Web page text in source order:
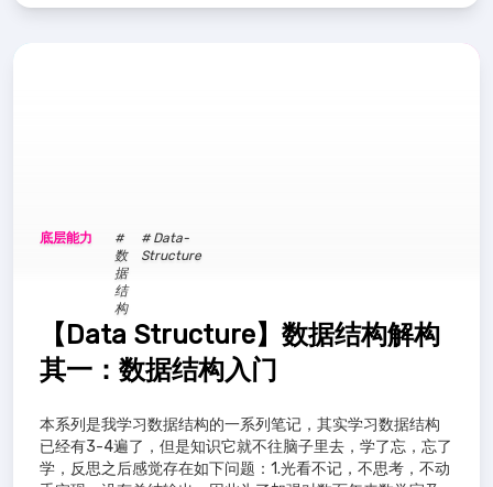
底层能力
#
数
据
结
构
# Data-
Structure
【Data Structure】数据结构解构
其一：数据结构入门
本系列是我学习数据结构的一系列笔记，其实学习数据结构
已经有3-4遍了，但是知识它就不往脑子里去，学了忘，忘了
学，反思之后感觉存在如下问题：1.光看不记，不思考，不动